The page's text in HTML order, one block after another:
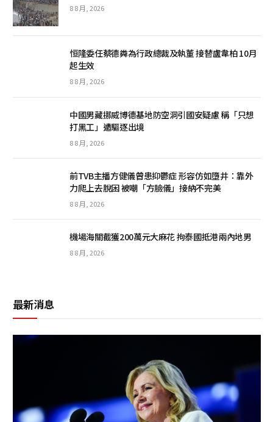
8 8 月, 2026
恒隆委任蔡德粦為行政總裁及執董 接替盧韋柏 10月
起生效
8 8 月, 2026
中國男藏挪威博德基地防空洞引國安疑慮 稱「只想
打黑工」遭驅逐出境
8 8 月, 2026
前TVB主播方健儀曾患抑鬱症 形容仿如墮井：靠外
力爬上去脫困 被嘲「方臉儀」接納不完美
8 8 月, 2026
機場海關截獲200萬元大麻花 拘泰國抵港兩內地男
8 8 月, 2026
最新消息